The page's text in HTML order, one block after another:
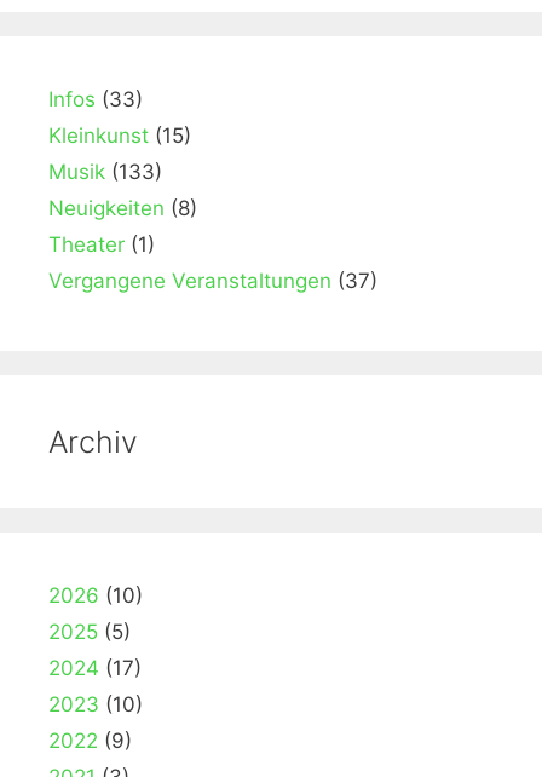
Infos (33)
Kleinkunst (15)
Musik (133)
Neuigkeiten (8)
Theater (1)
Vergangene Veranstaltungen (37)
Archiv
2026 (10)
2025 (5)
2024 (17)
2023 (10)
2022 (9)